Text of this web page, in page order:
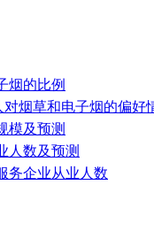
烟的比例
烟草和电子烟的偏好
模及预测
人数及预测
务企业从业人数